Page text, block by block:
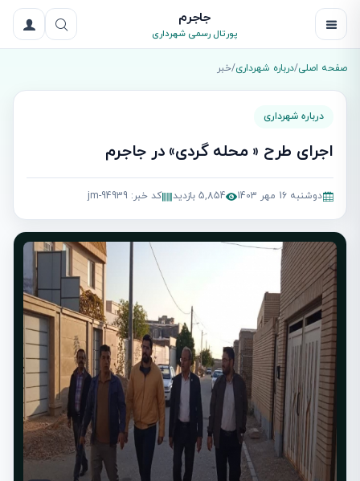
جاجرم
پورتال رسمی شهرداری
صفحه اصلی/درباره شهرداری/خبر
درباره شهرداری
اجرای طرح « محله گردی» در جاجرم
دوشنبه 16 مهر 1403 5,854 بازدید کد خبر: jm-94939